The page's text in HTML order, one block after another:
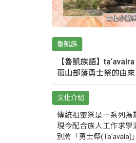
魯凱族
【魯凱族語】
萬山部落勇士祭的由來
文化介紹
傳統祖靈祭是一系列為
現今配合族人工作求學
別將「勇士祭(Ta‘avala)